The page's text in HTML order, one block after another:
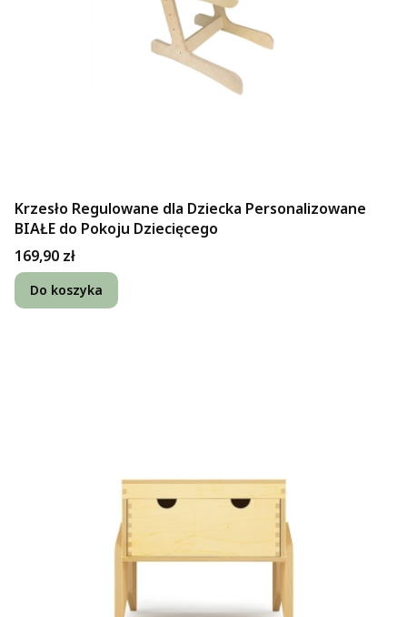
Krzesło Regulowane dla Dziecka Personalizowane
BIAŁE do Pokoju Dziecięcego
Cena
169,90 zł
Do koszyka